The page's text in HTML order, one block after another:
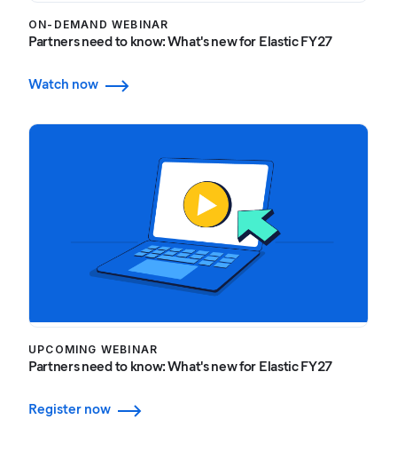
ON-DEMAND WEBINAR
Partners need to know: What's new for Elastic FY27
Watch now
UPCOMING WEBINAR
Partners need to know: What's new for Elastic FY27
Register now